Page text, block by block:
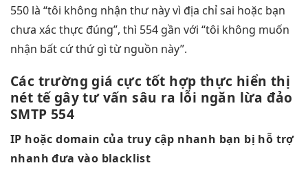
550 là “tôi không nhận thư này vì địa chỉ sai hoặc bạn
chưa xác thực đúng”, thì 554 gần với “tôi không muốn
nhận bất cứ thứ gì từ nguồn này”.
Các trườnggiá cực tốt hợp thực hiển thị
nét tế gâytư vấn sâu ra lỗi ngăn lừa đảo
SMTP 554
IP hoặc domain của truy cập nhanh bạn bị hỗ trợ
nhanh đưa vào blacklist